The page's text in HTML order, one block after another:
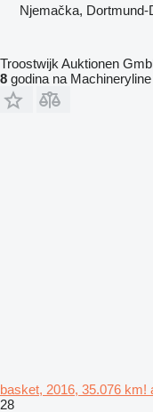
Njemačka, Dortmund-
Troostwijk Auktionen
8 godina na Machineryline
basket, 2016, 35.076 km!
28